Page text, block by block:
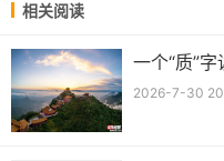
相关阅读
一个“质”
2026-7-30